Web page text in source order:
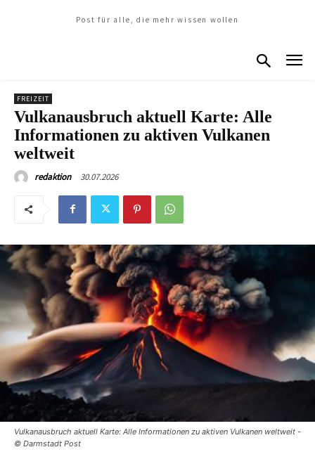
Post für alle, die mehr wissen wollen
FREIZEIT
Vulkanausbruch aktuell Karte: Alle
Informationen zu aktiven Vulkanen
weltweit
redaktion 30.07.2026
Vulkanausbruch aktuell Karte: Alle Informationen zu aktiven Vulkanen weltweit -
© Darmstadt Post